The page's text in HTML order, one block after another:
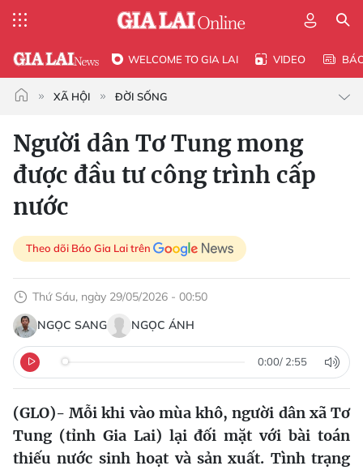
WELCOME TO GIA LAI VIDEO
XÃ HỘI ĐỜI SỐNG
Người dân Tơ Tung mong
được đầu tư công trình cấp
nước
Theo dõi Báo Gia Lai trên
Thứ Sáu, ngày 29/05/2026 - 00:50
NGỌC SANG
NGỌC ÁNH
0:00/ 2:55
(GLO)- Mỗi khi vào mùa khô, người dân xã Tơ
Tung (tỉnh Gia Lai) lại đối mặt với bài toán
thiếu nước sinh hoạt và sản xuất. Tình trạng